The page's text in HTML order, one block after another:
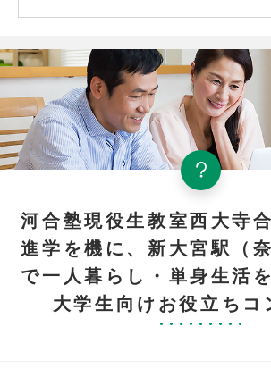
河合塾現役生教室西大寺
進学を機に、新大宮駅（
で一人暮らし・単身生活
大学生向けお役立ちコ